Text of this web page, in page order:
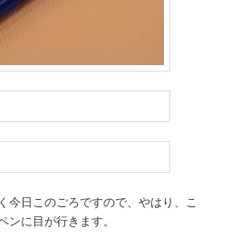
今日このごろですので、やはり、こ
に目が行きます。